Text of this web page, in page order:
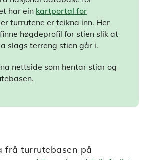
har ein kartportal for
turrutene er teikna inn. Her
høgdeprofil for stien slik at
slags terreng stien går i.
nettside som hentar stiar og
frå turrutebasen på